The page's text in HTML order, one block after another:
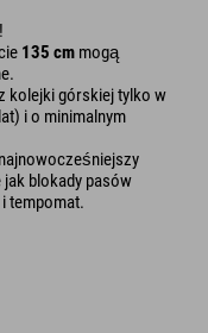
135 cm mogą
kolejki górskiej tylko w
i o minimalnym
blokady pasów
tempomat.